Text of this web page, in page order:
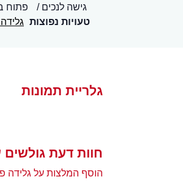
גישה לנכים
פתוח
טעויות נפוצות
גלריית תמונות
חוות דעת גולשים
הוסף המלצות על גלידה